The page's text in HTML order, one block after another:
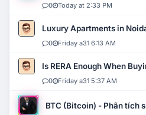
0 Today at 2:33 PM
Luxury Apartments in
0 Friday a31 6:13 AM
Is RERA Enough When
0 Friday a31 5:37 AM
BTC (Bitcoin) - Phân tích